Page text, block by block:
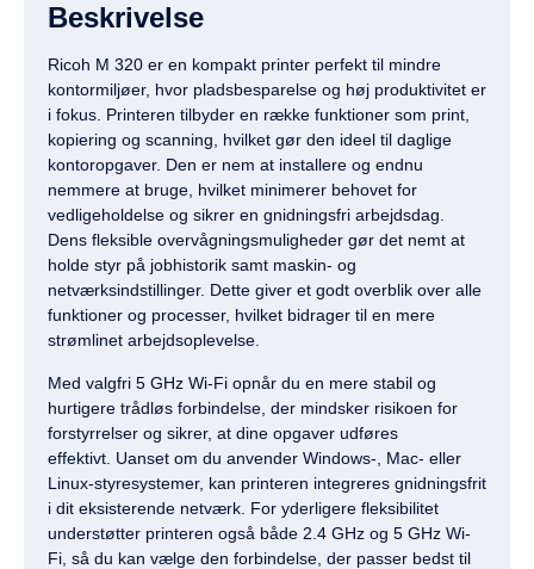
Beskrivelse
Ricoh M 320 er en kompakt printer perfekt til mindre
kontormiljøer, hvor pladsbesparelse og høj produktivitet er
i fokus. Printeren tilbyder en række funktioner som print,
kopiering og scanning, hvilket gør den ideel til daglige
kontoropgaver. Den er nem at installere og endnu
nemmere at bruge, hvilket minimerer behovet for
vedligeholdelse og sikrer en gnidningsfri arbejdsdag.
Dens fleksible overvågningsmuligheder gør det nemt at
holde styr på jobhistorik samt maskin- og
netværksindstillinger. Dette giver et godt overblik over alle
funktioner og processer, hvilket bidrager til en mere
strømlinet arbejdsoplevelse.
Med valgfri 5 GHz Wi-Fi opnår du en mere stabil og
hurtigere trådløs forbindelse, der mindsker risikoen for
forstyrrelser og sikrer, at dine opgaver udføres
effektivt. Uanset om du anvender Windows-, Mac- eller
Linux-styresystemer, kan printeren integreres gnidningsfrit
i dit eksisterende netværk. For yderligere fleksibilitet
understøtter printeren også både 2.4 GHz og 5 GHz Wi-
Fi, så du kan vælge den forbindelse, der passer bedst til